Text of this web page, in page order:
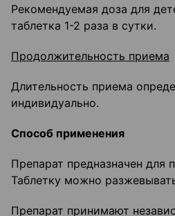
Рекомендуемая доза для
таблетка 1-2 раза в сутки.
Продолжительность приема
Длительность приема
индивидуально.
Способ применения
Препарат предназначен для
Таблетку можно
Препарат принимают